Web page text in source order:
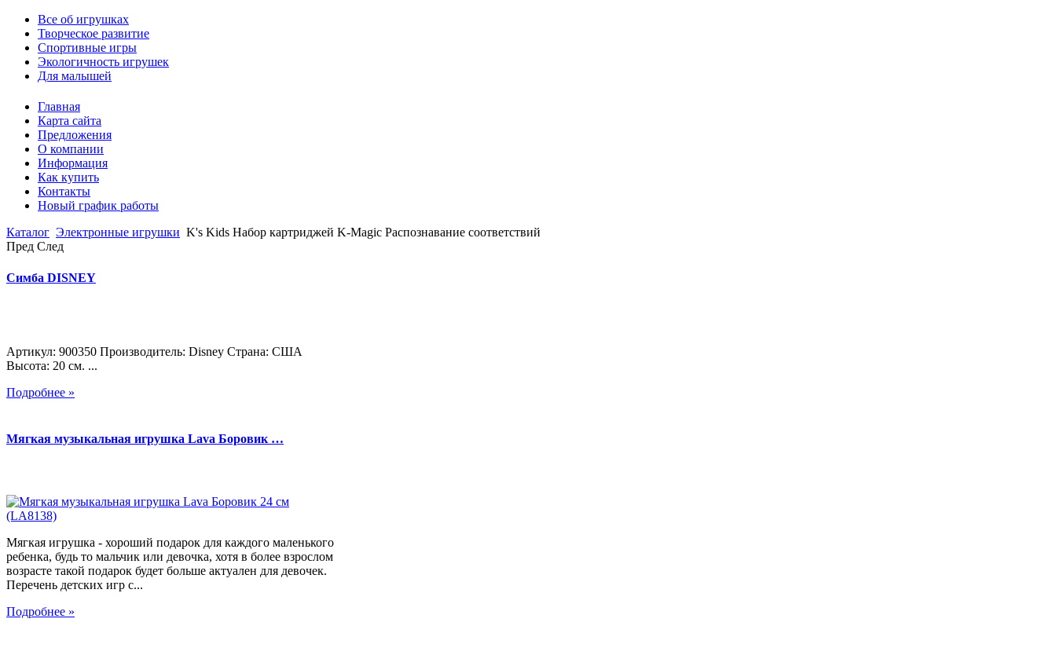
Все об игрушках
Творческое развитие
Спортивные игры
Экологичность игрушек
Для малышей
Главная
Карта сайта
Предложения
О компании
Информация
Как купить
Контакты
Новый график работы
Каталог Электронные игрушки K's Kids Набор картриджей K-Magic Распознавание соответствий
Пред След
Симба DISNEY
Артикул: 900350 Производитель: Disney Страна: США
Высота: 20 см. ...
Подробнее »
Мягкая музыкальная игрушка Lava Боровик …
Мягкая игрушка - хороший подарок для каждого маленького
ребенка, будь то мальчик или девочка, хотя в более взрослом
возрасте такой подарок будет больше актуален для девочек.
Перечень детских игр с...
Подробнее »